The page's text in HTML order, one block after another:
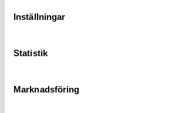
Inställningar
Statistik
Marknadsföring